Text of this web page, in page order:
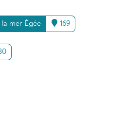
mer Égée 169